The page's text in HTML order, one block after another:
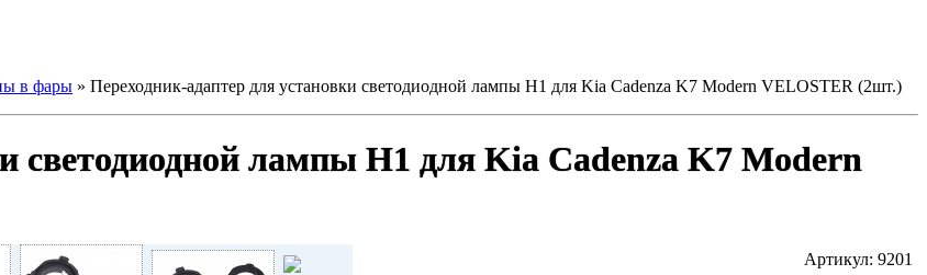
в фары » Переходник-адаптер для установки светодиодной лампы H1 для Kia Cadenza K7 Modern VELOSTER (2шт.)
светодиодной лампы H1 для Kia Cadenza K7 Modern
Артикул: 9201